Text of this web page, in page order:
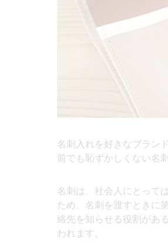
名刺入れを好きなブラン
前でも恥ずかしくない名
名刺は、社会人にとって
ため、名刺を渡すときに
絡先を知らせる役割があ
われます。